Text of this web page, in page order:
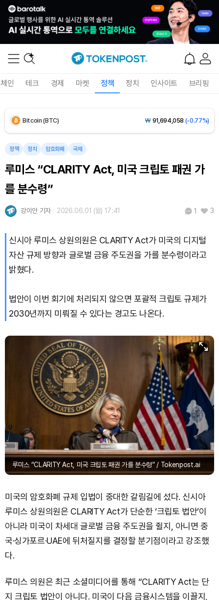
인 테크 경제 마켓 정책 정치 인사이트 브리핑
Solana (SOL) ₩ 103,940(-1.43%)
Bitcoin (BTC) ₩ 91,694,058 (-0.77%)
정책 정치 암호화폐 국제
루미스 “CLARITY Act, 미국 크립토 패권 가
를 분수령”
강이안 기자 2026.06.01 (월) 17:41 1 3
신시아 루미스 상원의원은 CLARITY Act가 미국의 디지털
자산 규제 방향과 글로벌 금융 주도권을 가를 분수령이라고
밝혔다.
법안이 이번 회기에 처리되지 않으면 포괄적 크립토 규제가
2030년까지 미뤄질 수 있다는 경고도 나온다.
루미스 “CLARITY Act, 미국 크립토 패권 가를 분수령” / Tokenpost.ai
미국의 암호화폐 규제 입법이 중대한 갈림길에 섰다. 신시아
루미스 상원의원은 CLARITY Act가 단순한 ‘크립토 법안’이
아니라 미국이 차세대 글로벌 금융 주도권을 쥘지, 아니면 중
국·싱가포르·UAE에 뒤처질지를 결정할 분기점이라고 강조했
다.
루미스 의원은 최근 소셜미디어를 통해 “CLARITY Act는 단
지 크립토 법안이 아니다. 미국이 다음 금융시스템을 이끌지,